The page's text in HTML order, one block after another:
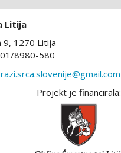
Litija
9, 1270 Litija
8980-580
Projekt je financirala: